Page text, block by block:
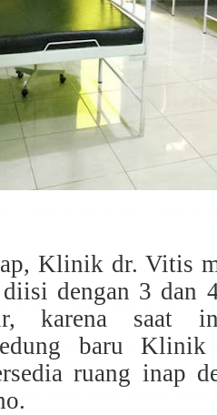
Klinik dr. Vitis
dengan 3 dan
karena saat
baru
ruang inap